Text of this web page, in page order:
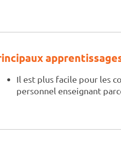
Il est plus facile pour les
personnel enseignant